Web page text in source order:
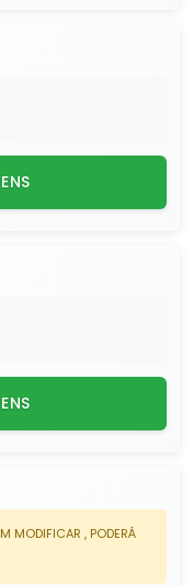
MODIFICAR , PODERÁ